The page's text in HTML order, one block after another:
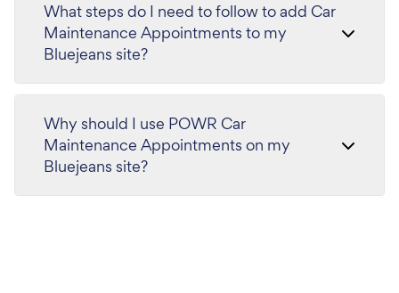
What steps do I need to follow to add Car
Maintenance Appointments to my
Bluejeans site?
Why should I use POWR Car
Maintenance Appointments on my
Bluejeans site?